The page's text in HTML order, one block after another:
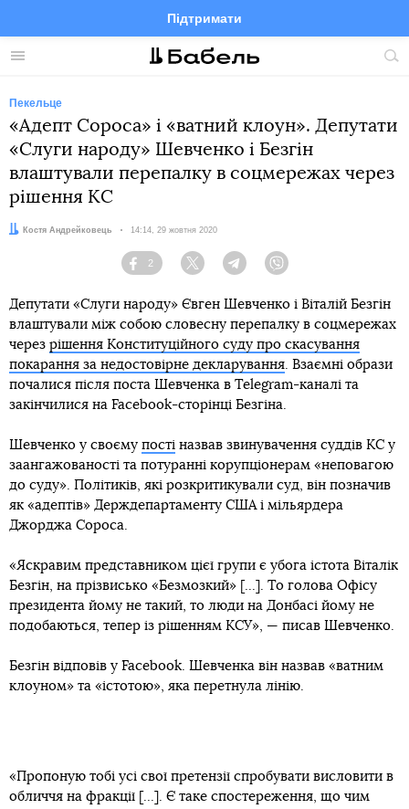
Меню
Підтримати
FacebookTelegramTwitter
Пекельце
«Адепт Сороса» і «ватний клоун». Депутати
«Слуги народу» Шевченко і Безгін
влаштували перепалку в соцмережах через
рішення КС
Автор:Костя Андрейковець Дата:
14:14, 29 жовтня 2020
Facebook
2
Twitter TelegramViber
Депутати «Слуги народу» Євген Шевченко і Віталій Безгін
влаштували між собою словесну перепалку в соцмережах
через рішення Конституційного суду про скасування
покарання за недостовірне декларування. Взаємні образи
почалися після поста Шевченка в Telegram-каналі та
закінчилися на Facebook-сторінці Безгіна.
Шевченко у своєму пості назвав звинувачення суддів КС у
заангажованості та потуранні корупціонерам «неповагою
до суду». Політиків, які розкритикували суд, він позначив
як «адептів» Держдепартаменту США і мільярдера
Джорджа Сороса.
«Яскравим представником цієї групи є убога істота Віталік
Безгін, на прізвисько «Безмозкий» [...]. То голова Офісу
президента йому не такий, то люди на Донбасі йому не
подобаються, тепер із рішенням КСУ», — писав Шевченко.
Безгін відповів у Facebook. Шевченка він назвав «ватним
клоуном» та «істотою», яка перетнула лінію.
«Пропоную тобі усі свої претензії спробувати висловити в
обличчя на фракції [...]. Є таке спостереження, що чим